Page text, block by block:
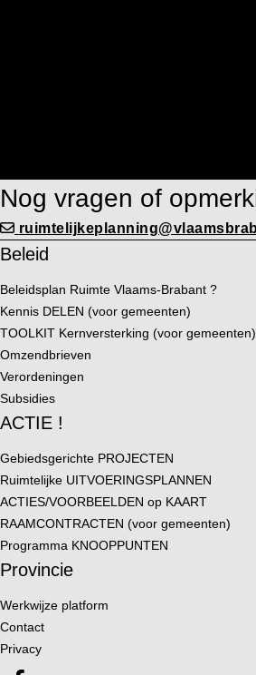
Nog vragen of
Beleid
Beleidsplan Ruimte Vlaams-Brabant ?
Kennis DELEN (voor gemeenten)
TOOLKIT Kernversterking (voor gemeenten)
Omzendbrieven
Verordeningen
Subsidies
ACTIE !
Gebiedsgerichte PROJECTEN
Ruimtelijke UITVOERINGSPLANNEN
ACTIES/VOORBEELDEN op KAART
RAAMCONTRACTEN (voor gemeenten)
Programma KNOOPPUNTEN
Provincie
Werkwijze platform
Contact
Privacy